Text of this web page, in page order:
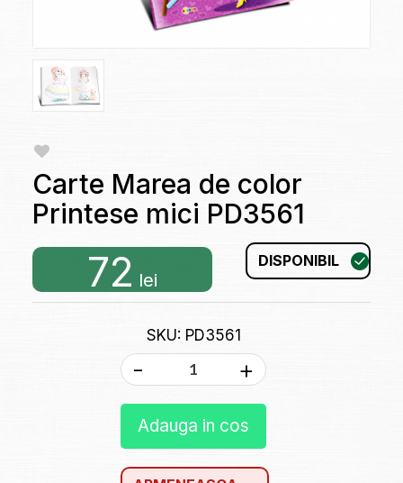
Carte Marea de color
Printese mici PD3561
72 lei
DISPONIBIL
SKU: PD3561
- +
Adauga in cos